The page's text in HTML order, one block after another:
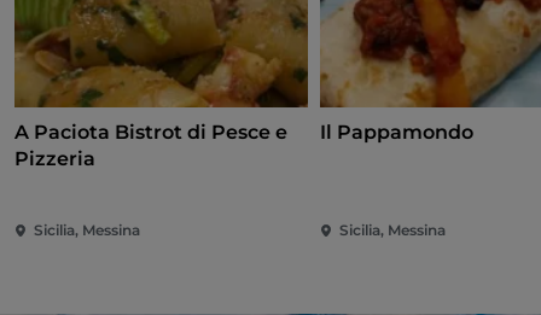
A Paciota Bistrot di Pesce e
Pizzeria
Sicilia, Messina
Il Pappamondo
Sicilia, Messina